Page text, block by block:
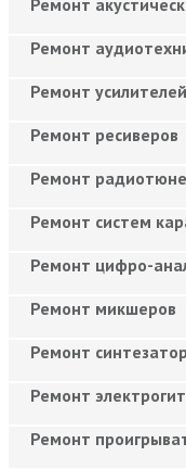
Ремонт
Ремонт усилителей
Ремонт ресиверов
Ремонт
Ремонт систем
Ремонт цифро-
Ремонт микшеров
Ремонт
Ремонт
Ремонт